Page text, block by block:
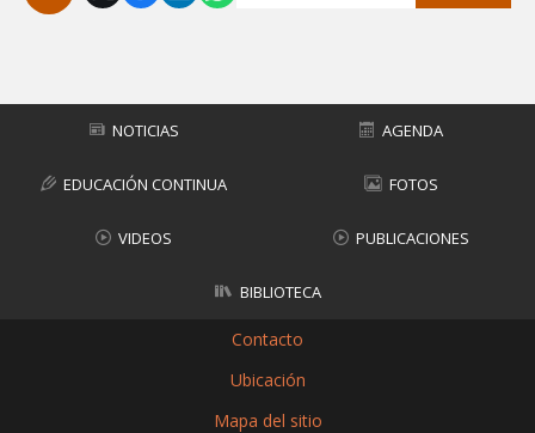
NOTICIAS AGENDA
EDUCACIÓN CONTINUA FOTOS
VIDEOS PUBLICACIONES
BIBLIOTECA
Contacto
Ubicación
Mapa del sitio